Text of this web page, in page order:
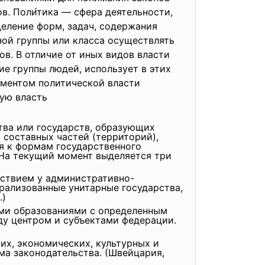
Поли́тика — сфера деятельности,
форм, задач, содержания
группы или класса осуществлять
В отличие от иных видов власти
группы людей, использует в этих
политической власти
власть
или государств, образующих
частей (территорий),
к формам государственного
текущий момент выделяется три
у административно-
унитарные государства,
образованиями с определенным
центром и субъектами федерации.
экономических, культурных и
законодательства. (Швейцария,